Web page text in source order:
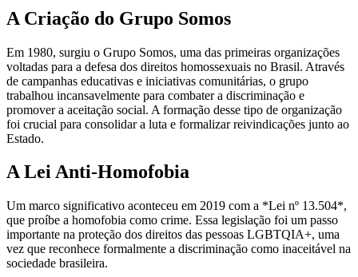
A Criação do Grupo Somos
Em 1980, surgiu o Grupo Somos, uma das primeiras organizações
voltadas para a defesa dos direitos homossexuais no Brasil. Através
de campanhas educativas e iniciativas comunitárias, o grupo
trabalhou incansavelmente para combater a discriminação e
promover a aceitação social. A formação desse tipo de organização
foi crucial para consolidar a luta e formalizar reivindicações junto ao
Estado.
A Lei Anti-Homofobia
Um marco significativo aconteceu em 2019 com a *Lei nº 13.504*,
que proíbe a homofobia como crime. Essa legislação foi um passo
importante na proteção dos direitos das pessoas LGBTQIA+, uma
vez que reconhece formalmente a discriminação como inaceitável na
sociedade brasileira.